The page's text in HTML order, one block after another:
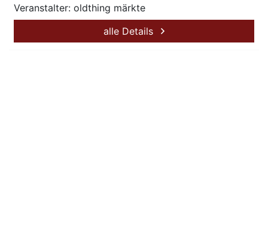
Veranstalter: oldthing märkte
alle Details